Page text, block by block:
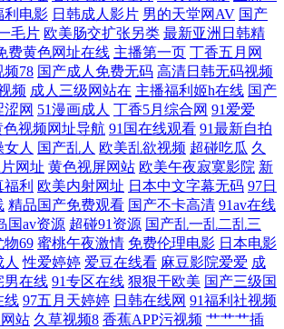
欧美v日韩v亚 在线播放精 精品动漫国 亚洲AV在线
清国内精品福利 日韩A∨ 94神马 亚洲AV中文网 国产
洲欧美无砖专区 av变态另类影院 欧美电影免费观看
完整版 好舒服粗小鲜肉视频 香蕉国产精品偷在线观
韩亚洲欧美中文 超碰免费公开人妻 欧美日韩在线观
专区 激情狠狠撸五月 亚洲艹视频 国产精品日韩在线
也影音先锋播放 欧美精品www 在线新拍精品国产91
利电影 日韩成人影片 男的天堂网AV 国产
毛片 欧美肠交扩张另类 最新亚洲日韩精
费黄色网址在线 主播第一页 丁香五月网
频78 国产成人免费无码 高清日韩无码视频
频 成人三级网站在 主播福利姬h在线 国产
涩网 51漫画成人 丁香5月综合网 91爱爱
色视频网址导航 91国在线观看 91最新自拍
女人 国产乱人 欧美乱欲视频 超碰吃瓜 久
网址 黄色视屏网站 欧美午夜寂寞影院 新
利 欧美内射网址 日本中文字幕无码 97日
精品国产免费观看 国产不卡高清 91av在线
国av资源 超碰91资源 国产乱一乱二乱三
物69 蜜桃午夜激情 免费伦理电影 日本电影
性爱婷婷 爱豆在线看 麻豆影院爱爱 成
男在线 91专区在线 狠狠干欧美 国产三级国
线 97五月天婷婷 日韩在线网 91福利社视频
站 久草视频8 香蕉APP污视频 艹艹艹插